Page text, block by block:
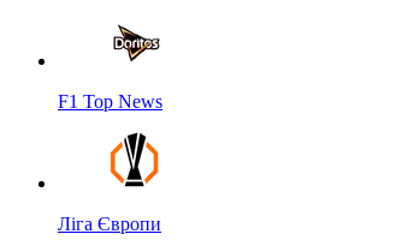
F1 Top News
Ліга Європи